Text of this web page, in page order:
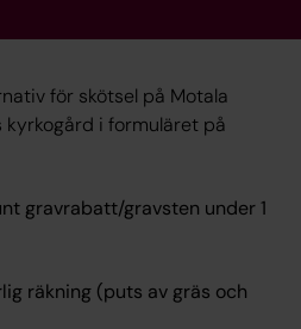
för skötsel på Motala
i formuläret på
gravrabatt/gravsten under 1
räkning (puts av gräs och